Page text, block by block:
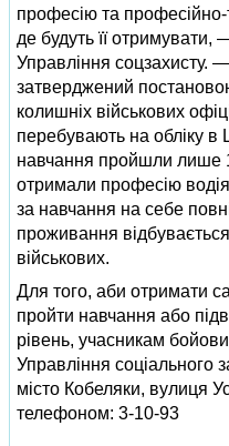
професію та професійно-
де будуть її
Управління соцзахисту.
затверджений
колишніх військових
перебувають на обліку в
навчання пройшли лише
отримали професію
за навчання на себе
проживання
військових.
Для того, аби отримати
пройти навчання або
рівень, учасникам
Управління соціального
місто Кобеляки, вулиця
телефоном: 3-10-93